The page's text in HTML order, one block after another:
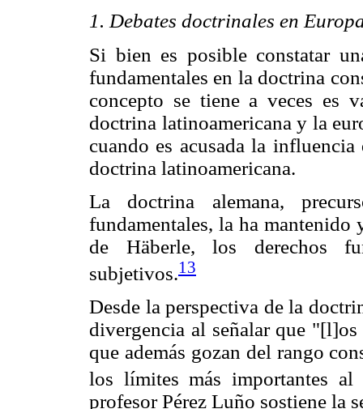
1. Debates doctrinales en
Si bien es posible constatar
fundamentales en la doctrina
concepto se tiene a veces es
doctrina latinoamericana y la
cuando es acusada la
doctrina latinoamericana.
La doctrina alemana,
fundamentales, la ha mantenido
de Häberle, los derechos
subjetivos.13
Desde la perspectiva de la
divergencia al señalar que
que además gozan del rango
los límites más importantes
profesor Pérez Luño sostiene la